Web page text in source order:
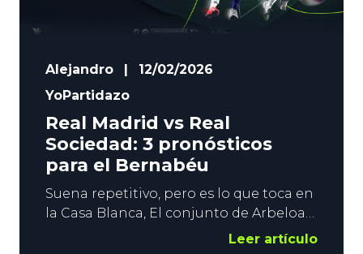
Alejandro |
12/02/2026
YoPartidazo
Real Madrid vs Real
Sociedad: 3 pronósticos
para el Bernabéu
Suena repetitivo, pero es lo que toca en
la Casa Blanca, El conjunto de Arbeloa
va de examen en examen, y el RealLeer artículo